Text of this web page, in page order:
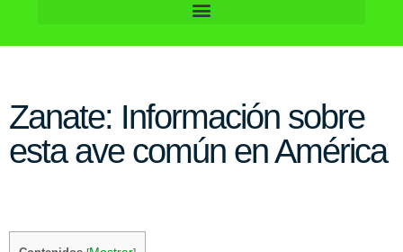
Zanate: Información sobre
esta ave común en América